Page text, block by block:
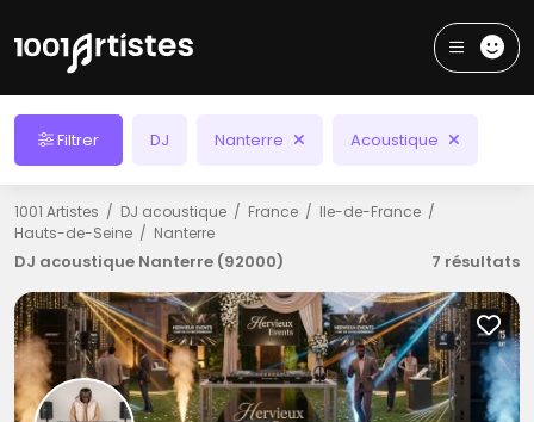
Filtrer DJ Nanterre Acoustique
1001 Artistes DJ acoustique France
Ile-de-France
Hauts-de-Seine
Nanterre
DJ acoustique Nanterre (92000) 7 résultats